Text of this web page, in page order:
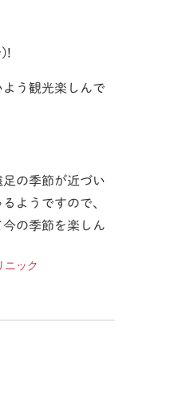
う観光楽しんで
の季節が近づい
ようですので、
の季節を楽しん
ニック